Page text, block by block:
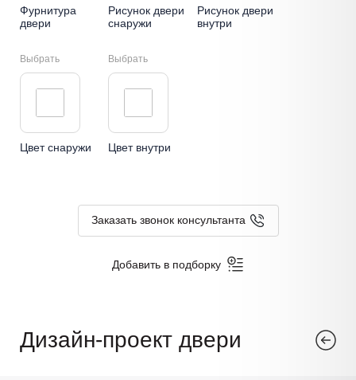
Фурнитура
двери
Рисунок двери
снаружи
Рисунок двери
внутри
Выбрать
Цвет снаружи
Выбрать
Цвет внутри
Заказать звонок консультанта
Дизайн-проект двери